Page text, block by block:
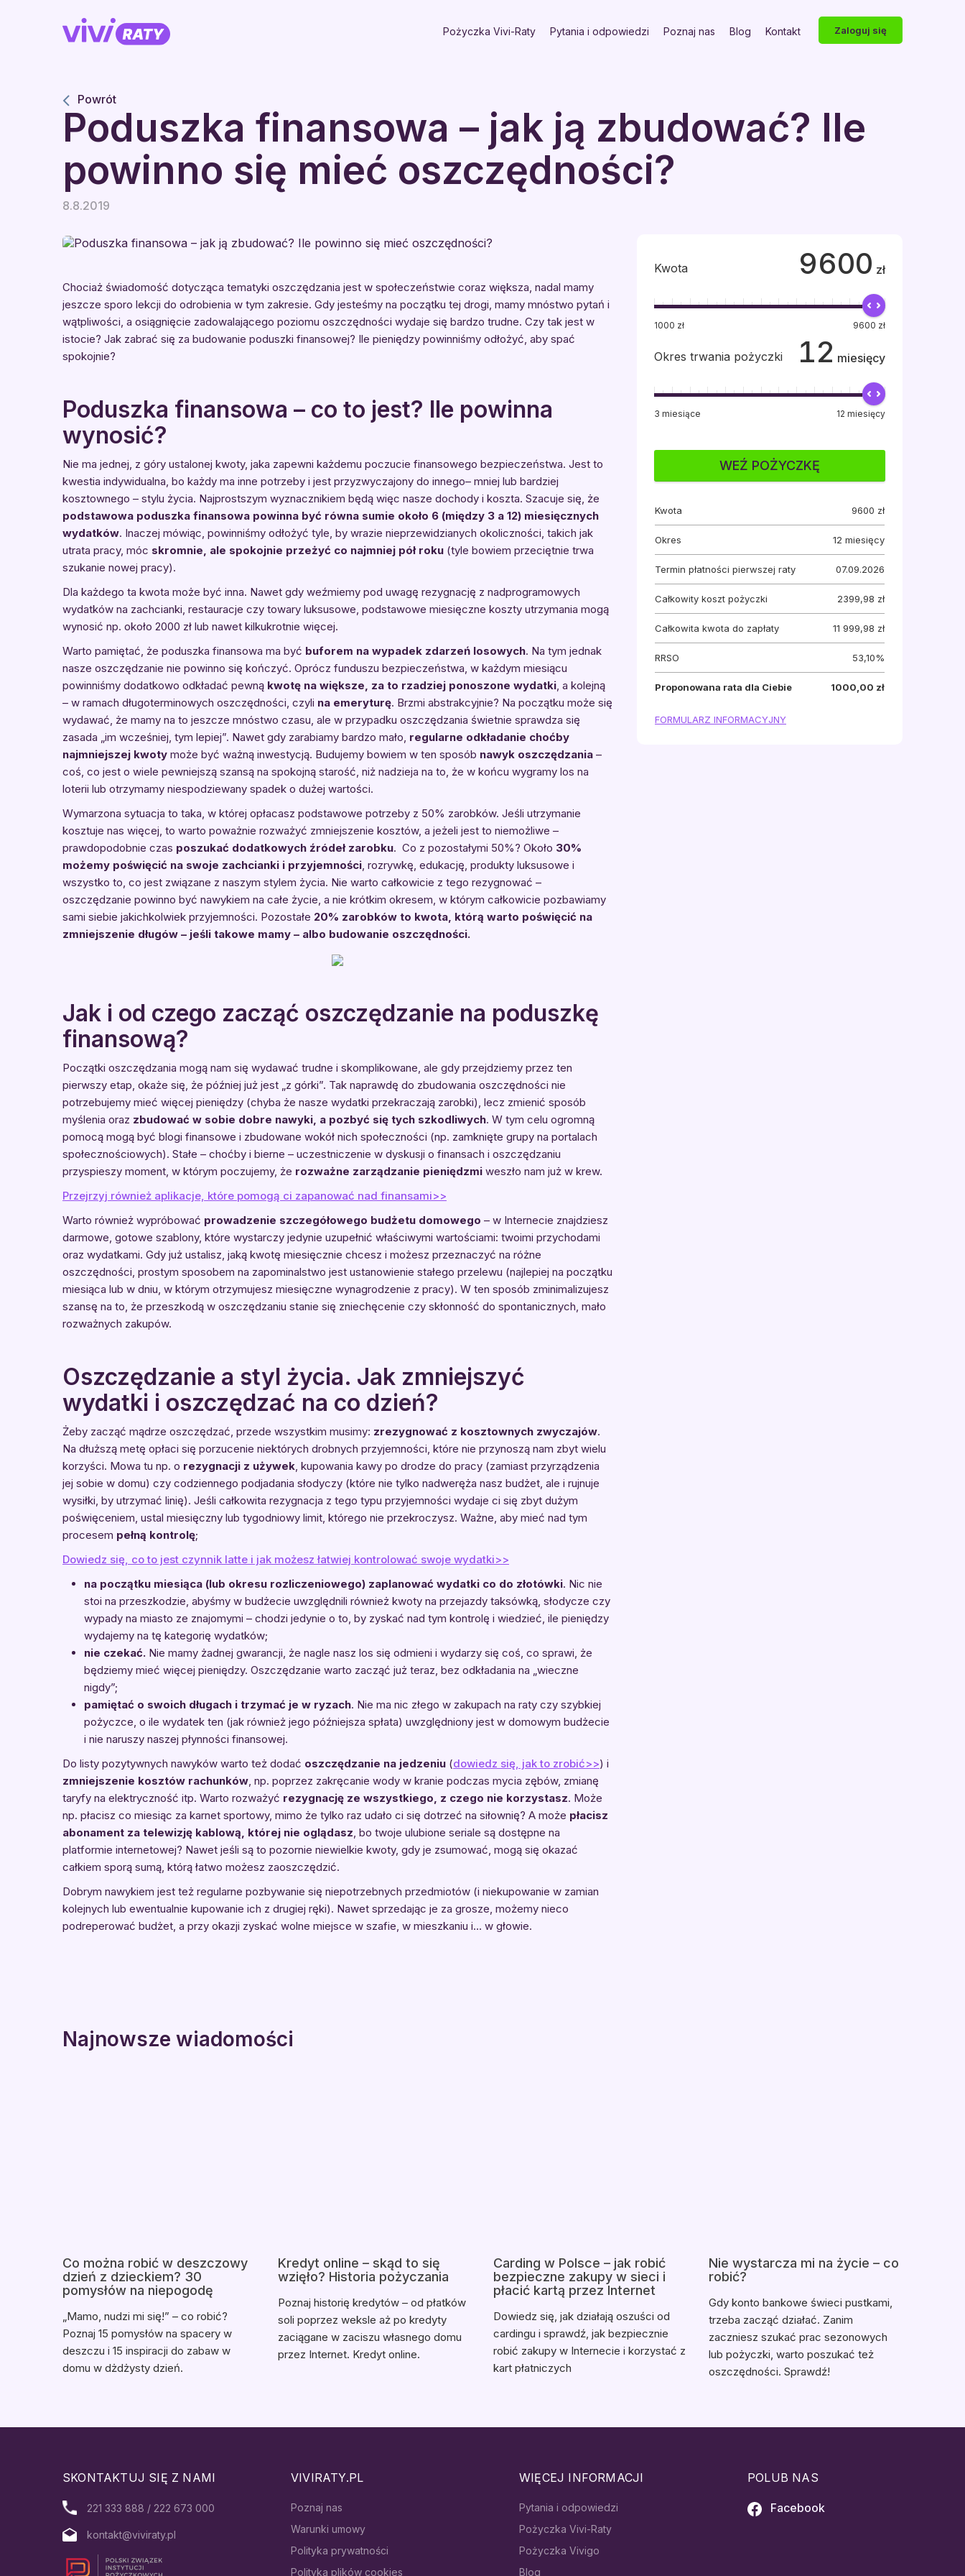
Pożyczka Vivi-Raty Pytania i odpowiedzi Poznaj nas Blog Kontakt Zaloguj się
Powrót
Poduszka finansowa – jak ją zbudować? Ile
powinno się mieć oszczędności?
8.8.2019
Chociaż świadomość dotycząca tematyki oszczędzania jest w społeczeństwie coraz większa, nadal mamy
jeszcze sporo lekcji do odrobienia w tym zakresie. Gdy jesteśmy na początku tej drogi, mamy mnóstwo pytań i
wątpliwości, a osiągnięcie zadowalającego poziomu oszczędności wydaje się bardzo trudne. Czy tak jest w
istocie? Jak zabrać się za budowanie poduszki finansowej? Ile pieniędzy powinniśmy odłożyć, aby spać
spokojnie?
Poduszka finansowa – co to jest? Ile powinna
wynosić?
Nie ma jednej, z góry ustalonej kwoty, jaka zapewni każdemu poczucie finansowego bezpieczeństwa. Jest to
kwestia indywidualna, bo każdy ma inne potrzeby i jest przyzwyczajony do innego– mniej lub bardziej
kosztownego – stylu życia. Najprostszym wyznacznikiem będą więc nasze dochody i koszta. Szacuje się, że
podstawowa poduszka finansowa powinna być równa sumie około 6 (między 3 a 12) miesięcznych
wydatków. Inaczej mówiąc, powinniśmy odłożyć tyle, by wrazie nieprzewidzianych okoliczności, takich jak
utrata pracy, móc skromnie, ale spokojnie przeżyć co najmniej pół roku (tyle bowiem przeciętnie trwa
szukanie nowej pracy).
Dla każdego ta kwota może być inna. Nawet gdy weźmiemy pod uwagę rezygnację z nadprogramowych
wydatków na zachcianki, restauracje czy towary luksusowe, podstawowe miesięczne koszty utrzymania mogą
wynosić np. około 2000 zł lub nawet kilkukrotnie więcej.
Warto pamiętać, że poduszka finansowa ma być buforem na wypadek zdarzeń losowych. Na tym jednak
nasze oszczędzanie nie powinno się kończyć. Oprócz funduszu bezpieczeństwa, w każdym miesiącu
powinniśmy dodatkowo odkładać pewną kwotę na większe, za to rzadziej ponoszone wydatki , a kolejną
– w ramach długoterminowych oszczędności, czyli na emeryturę. Brzmi abstrakcyjnie? Na początku może się
wydawać, że mamy na to jeszcze mnóstwo czasu, ale w przypadku oszczędzania świetnie sprawdza się
zasada „im wcześniej, tym lepiej”. Nawet gdy zarabiamy bardzo mało, regularne odkładanie choćby
najmniejszej kwoty może być ważną inwestycją. Budujemy bowiem w ten sposób nawyk oszczędzania –
coś, co jest o wiele pewniejszą szansą na spokojną starość, niż nadzieja na to, że w końcu wygramy los na
loterii lub otrzymamy niespodziewany spadek o dużej wartości.
Wymarzona sytuacja to taka, w której opłacasz podstawowe potrzeby z 50% zarobków. Jeśli utrzymanie
kosztuje nas więcej, to warto poważnie rozważyć zmniejszenie kosztów, a jeżeli jest to niemożliwe –
prawdopodobnie czas poszukać dodatkowych źródeł zarobku. Co z pozostałymi 50%? Około 30%
możemy poświęcić na swoje zachcianki i przyjemności , rozrywkę, edukację, produkty luksusowe i
wszystko to, co jest związane z naszym stylem życia. Nie warto całkowicie z tego rezygnować –
oszczędzanie powinno być nawykiem na całe życie, a nie krótkim okresem, w którym całkowicie pozbawiamy
sami siebie jakichkolwiek przyjemności. Pozostałe 20% zarobków to kwota, którą warto poświęcić na
zmniejszenie długów – jeśli takowe mamy – albo budowanie oszczędności.
Jak i od czego zacząć oszczędzanie na poduszkę
finansową?
Początki oszczędzania mogą nam się wydawać trudne i skomplikowane, ale gdy przejdziemy przez ten
pierwszy etap, okaże się, że później już jest „z górki”. Tak naprawdę do zbudowania oszczędności nie
potrzebujemy mieć więcej pieniędzy (chyba że nasze wydatki przekraczają zarobki), lecz zmienić sposób
myślenia oraz zbudować w sobie dobre nawyki, a pozbyć się tych szkodliwych. W tym celu ogromną
pomocą mogą być blogi finansowe i zbudowane wokół nich społeczności (np. zamknięte grupy na portalach
społecznościowych). Stałe – choćby i bierne – uczestniczenie w dyskusji o finansach i oszczędzaniu
przyspieszy moment, w którym poczujemy, że rozważne zarządzanie pieniędzmi weszło nam już w krew.
Przejrzyj również aplikacje, które pomogą ci zapanować nad finansami>>
Warto również wypróbować prowadzenie szczegółowego budżetu domowego – w Internecie znajdziesz
darmowe, gotowe szablony, które wystarczy jedynie uzupełnić właściwymi wartościami: twoimi przychodami
oraz wydatkami. Gdy już ustalisz, jaką kwotę miesięcznie chcesz i możesz przeznaczyć na różne
oszczędności, prostym sposobem na zapominalstwo jest ustanowienie stałego przelewu (najlepiej na początku
miesiąca lub w dniu, w którym otrzymujesz miesięczne wynagrodzenie z pracy). W ten sposób zminimalizujesz
szansę na to, że przeszkodą w oszczędzaniu stanie się zniechęcenie czy skłonność do spontanicznych, mało
rozważnych zakupów.
Oszczędzanie a styl życia. Jak zmniejszyć
wydatki i oszczędzać na co dzień?
Żeby zacząć mądrze oszczędzać, przede wszystkim musimy: zrezygnować z kosztownych zwyczajów.
Na dłuższą metę opłaci się porzucenie niektórych drobnych przyjemności, które nie przynoszą nam zbyt wielu
korzyści. Mowa tu np. o rezygnacji z używek , kupowania kawy po drodze do pracy (zamiast przyrządzenia
jej sobie w domu) czy codziennego podjadania słodyczy (które nie tylko nadweręża nasz budżet, ale i rujnuje
wysiłki, by utrzymać linię). Jeśli całkowita rezygnacja z tego typu przyjemności wydaje ci się zbyt dużym
poświęceniem, ustal miesięczny lub tygodniowy limit, którego nie przekroczysz. Ważne, aby mieć nad tym
procesem pełną kontrolę;
Dowiedz się, co to jest czynnik latte i jak możesz łatwiej kontrolować swoje wydatki>>
na początku miesiąca (lub okresu rozliczeniowego) zaplanować wydatki co do złotówki. Nic nie
stoi na przeszkodzie, abyśmy w budżecie uwzględnili również kwoty na przejazdy taksówką, słodycze czy
wypady na miasto ze znajomymi – chodzi jedynie o to, by zyskać nad tym kontrolę i wiedzieć, ile pieniędzy
wydajemy na tę kategorię wydatków;
nie czekać. Nie mamy żadnej gwarancji, że nagle nasz los się odmieni i wydarzy się coś, co sprawi, że
będziemy mieć więcej pieniędzy. Oszczędzanie warto zacząć już teraz, bez odkładania na „wieczne
nigdy”;
pamiętać o swoich długach i trzymać je w ryzach. Nie ma nic złego w zakupach na raty czy szybkiej
pożyczce, o ile wydatek ten (jak również jego późniejsza spłata) uwzględniony jest w domowym budżecie
i nie naruszy naszej płynności finansowej.
Do listy pozytywnych nawyków warto też dodać oszczędzanie na jedzeniu (dowiedz się, jak to zrobić>>) i
zmniejszenie kosztów rachunków , np. poprzez zakręcanie wody w kranie podczas mycia zębów, zmianę
taryfy na elektryczność itp. Warto rozważyć rezygnację ze wszystkiego, z czego nie korzystasz. Może
np. płacisz co miesiąc za karnet sportowy, mimo że tylko raz udało ci się dotrzeć na siłownię? A może płacisz
abonament za telewizję kablową, której nie oglądasz , bo twoje ulubione seriale są dostępne na
platformie internetowej? Nawet jeśli są to pozornie niewielkie kwoty, gdy je zsumować, mogą się okazać
całkiem sporą sumą, którą łatwo możesz zaoszczędzić.
Dobrym nawykiem jest też regularne pozbywanie się niepotrzebnych przedmiotów (i niekupowanie w zamian
kolejnych lub ewentualnie kupowanie ich z drugiej ręki). Nawet sprzedając je za grosze, możemy nieco
podreperować budżet, a przy okazji zyskać wolne miejsce w szafie, w mieszkaniu i… w głowie.
Kwota 9600 zł
1000 zł 9600 zł
Okres trwania pożyczki 12 miesięcy
3 miesiące 12 miesięcy
WEŹ POŻYCZKĘ
Kwota 9600 zł
Okres 12 miesięcy
Termin płatności pierwszej raty 07.09.2026
Całkowity koszt pożyczki 2399,98 zł
Całkowita kwota do zapłaty 11 999,98 zł
RRSO 53,10%
Proponowana rata dla Ciebie 1000,00 zł
FORMULARZ INFORMACYJNY
Najnowsze wiadomości
Co można robić w deszczowy
dzień z dzieckiem? 30
pomysłów na niepogodę
„Mamo, nudzi mi się!” – co robić?
Poznaj 15 pomysłów na spacery w
deszczu i 15 inspiracji do zabaw w
domu w dżdżysty dzień.
Kredyt online – skąd to się
wzięło? Historia pożyczania
Poznaj historię kredytów – od płatków
soli poprzez weksle aż po kredyty
zaciągane w zaciszu własnego domu
przez Internet. Kredyt online.
Carding w Polsce – jak robić
bezpieczne zakupy w sieci i
płacić kartą przez Internet
Dowiedz się, jak działają oszuści od
cardingu i sprawdź, jak bezpiecznie
robić zakupy w Internecie i korzystać z
kart płatniczych
Nie wystarcza mi na życie – co
robić?
Gdy konto bankowe świeci pustkami,
trzeba zacząć działać. Zanim
zaczniesz szukać prac sezonowych
lub pożyczki, warto poszukać też
oszczędności. Sprawdź!
SKONTAKTUJ SIĘ Z NAMI
221 333 888 / 222 673 000
kontakt@viviraty.pl
VIVIRATY.PL
Poznaj nas
Warunki umowy
Polityka prywatności
Polityka plików cookies
WIĘCEJ INFORMACJI
Pytania i odpowiedzi
Pożyczka Vivi-Raty
Pożyczka Vivigo
Blog
POLUB NAS
Facebook